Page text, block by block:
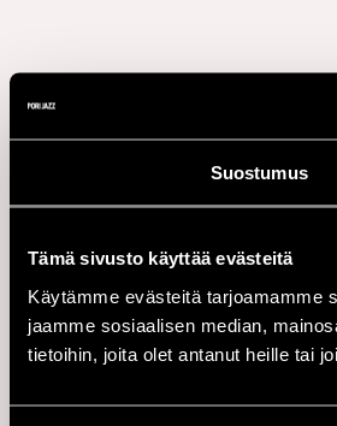
Suostumus
Tämä sivusto käyttää evästeitä
Käytämme evästeitä tarjoamamme
jaamme sosiaalisen median,
tietoihin, joita olet antanut heille tai